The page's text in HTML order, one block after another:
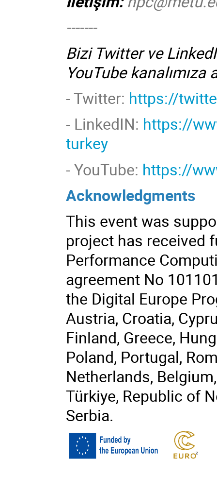
-------
Bizi Twitter ve
YouTube kanalımıza
- Twitter: https://
- LinkedIN: https://
turkey
- YouTube: https://
Acknowledgments
This event was
project has received
Performance
agreement No
the Digital Europe
Austria, Croatia,
Finland, Greece,
Poland, Portugal,
Netherlands,
Türkiye, Republic of
Serbia.